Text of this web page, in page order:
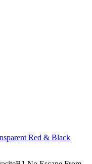
Red & Black